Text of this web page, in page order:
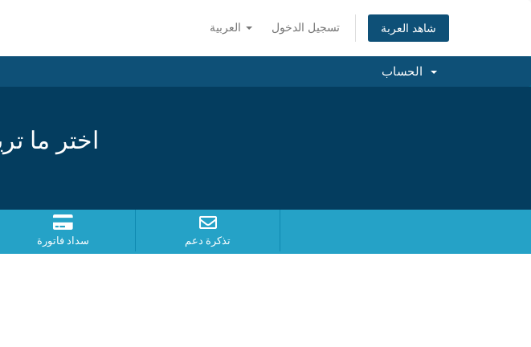
تسجيل الدخول شاهد العربة
اختر ما
سداد فاتورة تذكرة دعم